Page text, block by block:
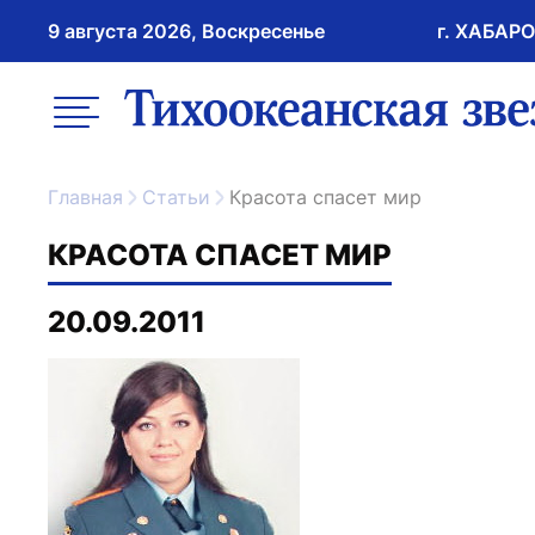
9 августа 2026, Воскресенье г.
меню ссылка на
Главная Статьи Красота спасет мир
КРАСОТА СПАСЕТ МИР
20.09.2011